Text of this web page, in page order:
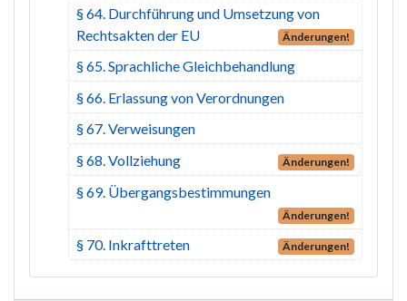
§ 64. Durchführung und Umsetzung von
Rechtsakten der EU
Änderungen!
§ 65. Sprachliche Gleichbehandlung
§ 66. Erlassung von Verordnungen
§ 67. Verweisungen
§ 68. Vollziehung
Änderungen!
§ 69. Übergangsbestimmungen
Änderungen!
§ 70. Inkrafttreten Änderungen!